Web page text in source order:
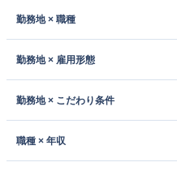
勤務地 × 職種
勤務地 × 雇用形態
勤務地 × こだわり条件
職種 × 年収